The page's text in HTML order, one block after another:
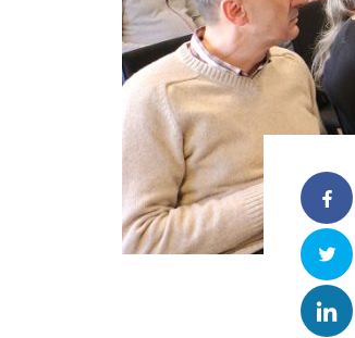
Facebook
Twitter
Linkedin